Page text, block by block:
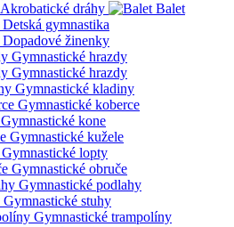
Akrobatické dráhy
Balet
Detská gymnastika
Dopadové žinenky
Gymnastické hrazdy
Gymnastické hrazdy
Gymnastické kladiny
Gymnastické koberce
Gymnastické kone
Gymnastické kužele
Gymnastické lopty
Gymnastické obruče
Gymnastické podlahy
Gymnastické stuhy
Gymnastické trampolíny